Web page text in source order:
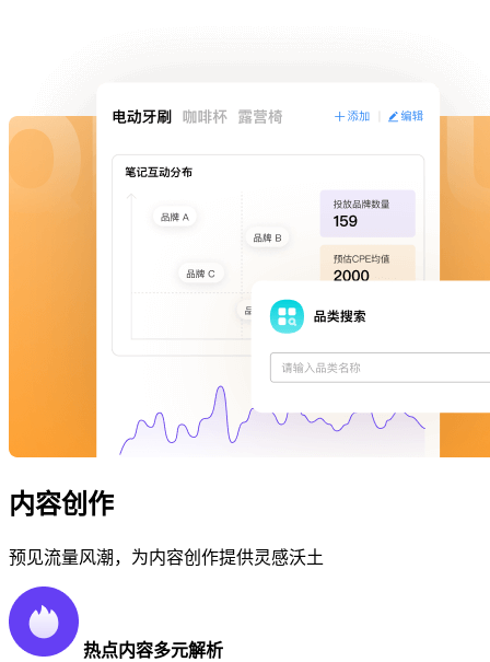
内容创作
预见流量风潮，为内容创作提供灵感沃土
热点内容多元解析